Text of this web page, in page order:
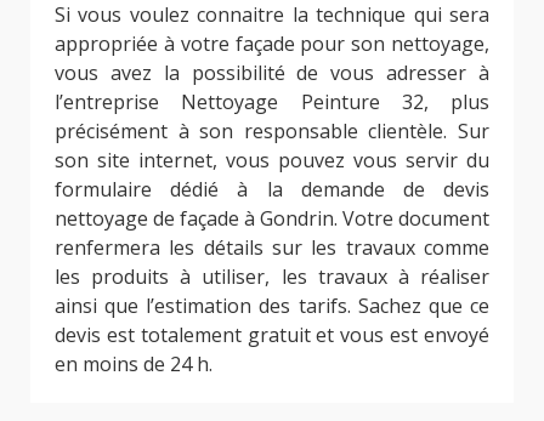
Si vous voulez connaitre la technique qui sera
appropriée à votre façade pour son nettoyage,
vous avez la possibilité de vous adresser à
l’entreprise Nettoyage Peinture 32, plus
précisément à son responsable clientèle. Sur
son site internet, vous pouvez vous servir du
formulaire dédié à la demande de devis
nettoyage de façade à Gondrin. Votre document
renfermera les détails sur les travaux comme
les produits à utiliser, les travaux à réaliser
ainsi que l’estimation des tarifs. Sachez que ce
devis est totalement gratuit et vous est envoyé
en moins de 24 h.